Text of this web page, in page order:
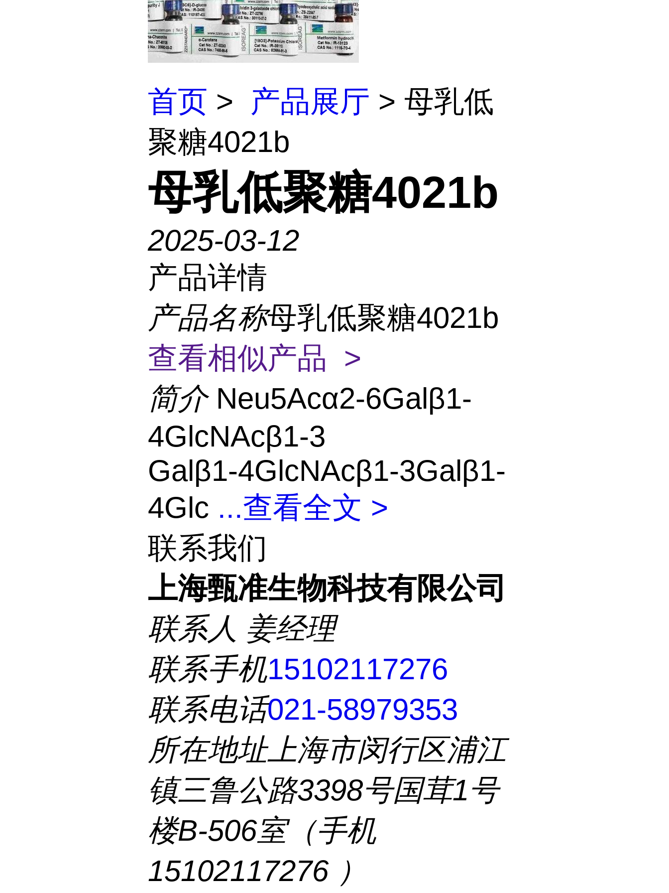
首页 > 产品展厅 > 母乳低
聚糖4021b
母乳低聚糖4021b
2025-03-12
产品详情
产品名称母乳低聚糖4021b
查看相似产品 >
简介 Neu5Acα2-6Galβ1-
4GlcNAcβ1-3
Galβ1-4GlcNAcβ1-3Galβ1-
4Glc ...查看全文 >
联系我们
上海甄准生物科技有限公司
联系人 姜经理
联系手机15102117276
联系电话021-58979353
所在地址上海市闵行区浦江
镇三鲁公路3398号国茸1号
楼B-506室（手机
15102117276 ）